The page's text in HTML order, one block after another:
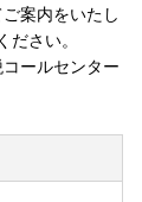
案内をいたし
さい。
ールセンター